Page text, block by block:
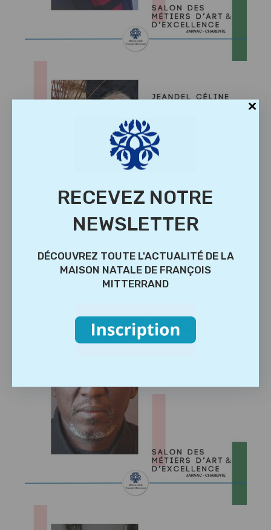
RECEVEZ NOTRE
NEWSLETTER
DÉCOUVREZ TOUTE L'ACTUALITÉ DE LA
MAISON NATALE DE FRANÇOIS
MITTERRAND